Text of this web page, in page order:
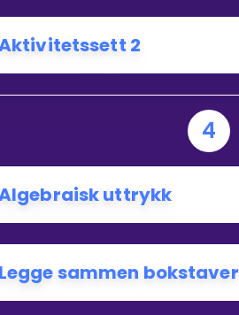
2
4
uttrykk
Legge sammen bokstaver